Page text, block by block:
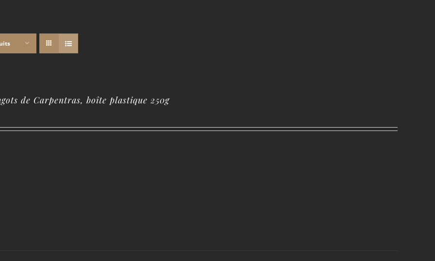
de Carpentras, boîte plastique 250g